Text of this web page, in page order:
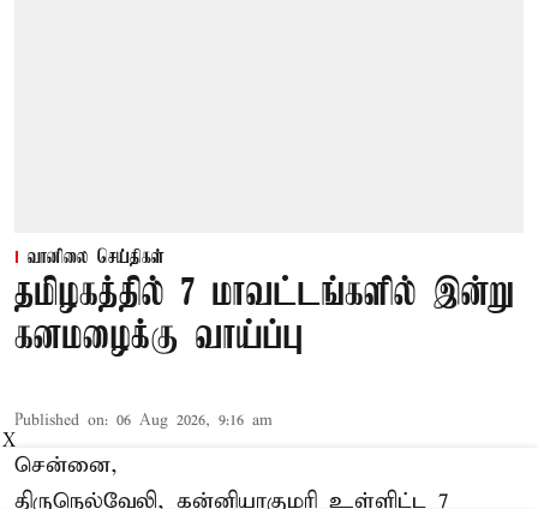
வானிலை செய்திகள்
தமிழகத்தில் 7 மாவட்டங்களில் இன்று
கனமழைக்கு வாய்ப்பு
Published on: 06 Aug 2026, 9:16 am
சென்னை,
திருநெல்வேலி, கன்னியாகுமரி உள்ளிட்ட 7
X